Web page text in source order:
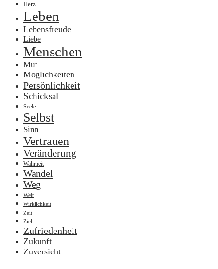
Herz
Leben
Lebensfreude
Liebe
Menschen
Mut
Möglichkeiten
Persönlichkeit
Schicksal
Seele
Selbst
Sinn
Vertrauen
Veränderung
Wahrheit
Wandel
Weg
Welt
Wirklichkeit
Zeit
Ziel
Zufriedenheit
Zukunft
Zuversicht